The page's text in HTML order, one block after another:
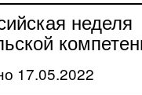
неделя
17.05.2022